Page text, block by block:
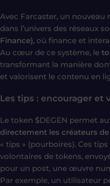
Avec Farcaster, un
dans l’univers des réseaux
Finance), où finance et
Au cœur de ce système, le
transformant la manière
et valorisent le contenu en
Les tips : encourager et
Le token $DEGEN permet
directement les créateurs
« tips » (pourboires). Ces
volontaires de tokens,
pour un post, une œuvre
Par exemple, un utilisateur